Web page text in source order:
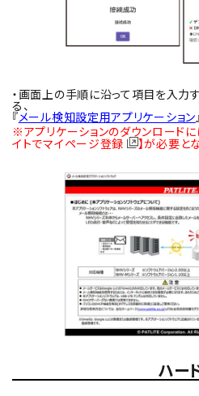
・画面上の手順に沿って項目を入力
る、
『メール検知設定用アプリケーション
※アプリケーションのダウンロード
イトでマイページ登録 】が必要と
ハー